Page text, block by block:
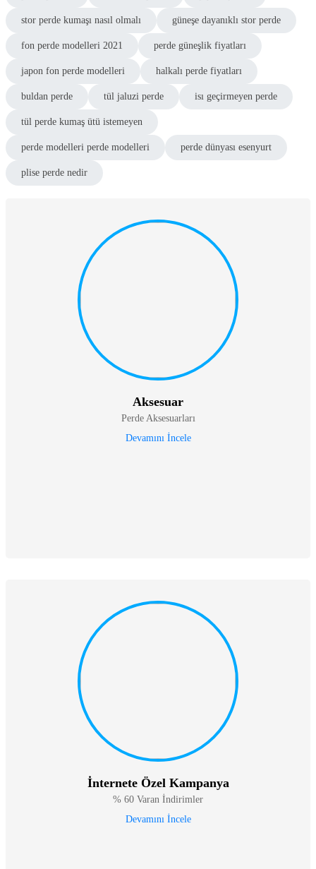
stor perde kumaşı nasıl olmalı güneşe dayanıklı stor perde
fon perde modelleri 2021 perde güneşlik fiyatları
japon fon perde modelleri halkalı perde fiyatları
buldan perde tül jaluzi perde isı geçirmeyen perde
tül perde kumaş ütü istemeyen
perde modelleri perde modelleri perde dünyası esenyurt
plise perde nedir
Aksesuar
Perde Aksesuarları
Devamını İncele
İnternete Özel Kampanya
% 60 Varan İndirimler
Devamını İncele